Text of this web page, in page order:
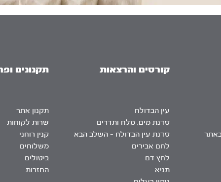
קורסים והרצאות
עין הבדולח
סדנת מים, מלח ותדרים
סדנת עין הבדולח – השלב הבא
לחם אבירים
לחץ דם
תניא
תקנונים
תקנון אתר
שרות לקוחות
קנין רוחני
משלוחים
ביטולים
החזרות